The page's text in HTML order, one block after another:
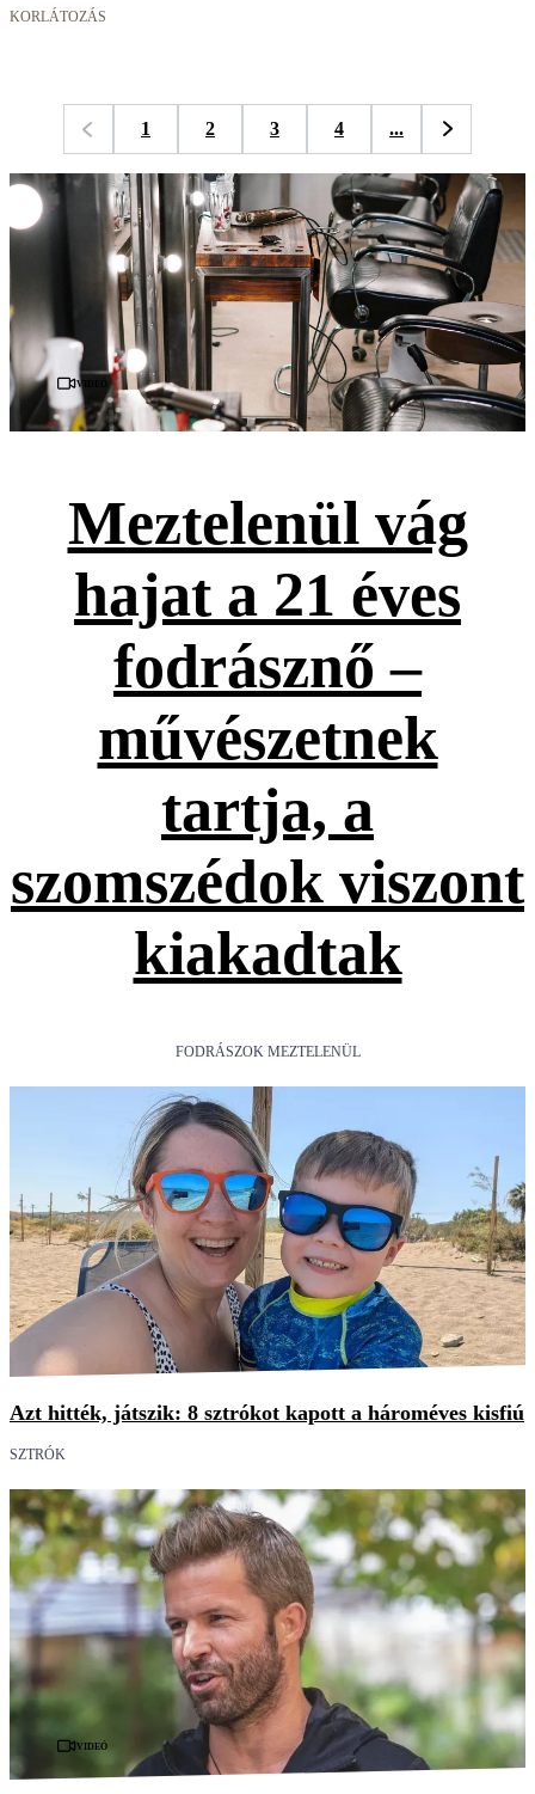
KORLÁTOZÁS
1 2 3 4 ...
Videó
Meztelenül vág
hajat a 21 éves
fodrásznő –
művészetnek
tartja, a
szomszédok viszont
kiakadtak
FODRÁSZOK MEZTELENÜL
Azt hitték, játszik: 8 sztrókot kapott a hároméves kisfiú
SZTRÓK
Videó